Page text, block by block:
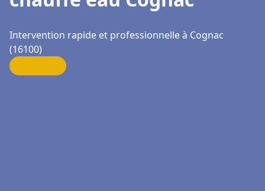
Intervention rapide et professionnelle à Cognac
(16100)